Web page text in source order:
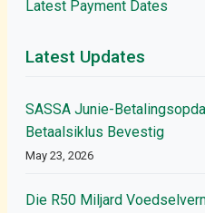
Latest Payment Dates
Latest Updates
SASSA Junie-
Betaalsiklus Bevestig
May 23, 2026
Die R50 Miljard